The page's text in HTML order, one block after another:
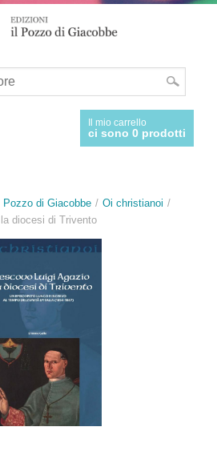
Il mio carrello
ci sono 0 prodotti
Pozzo di Giacobbe
Oi christianoi
diocesi di Trivento